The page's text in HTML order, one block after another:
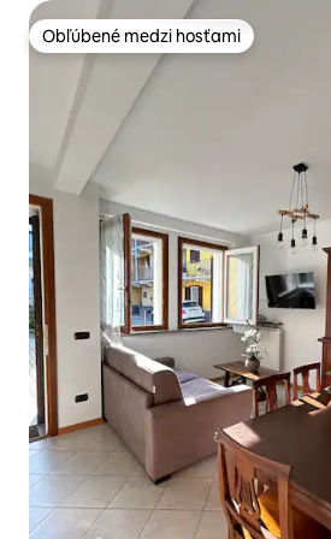
Obľúbené medzi hosťami
Obľúbené medzi hosťami